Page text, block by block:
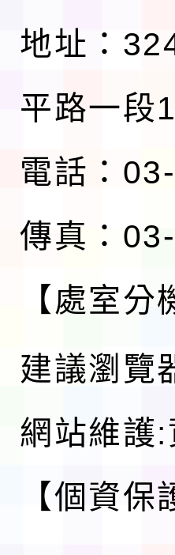
地址：
平路一段
電話：
傳真：
【處室分
建議瀏覽
網站維護:
【個資保